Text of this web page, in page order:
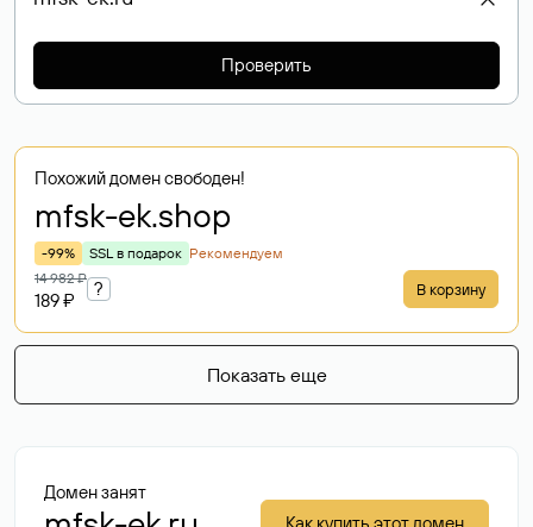
Проверить
Похожий домен свободен!
mfsk-ek.shop
-99% SSL в подарок Рекомендуем
14 982 ₽
189 ₽
? В корзину
Показать еще
Домен занят